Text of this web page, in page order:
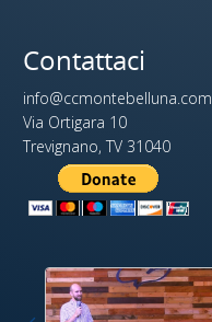
Contattaci
info@ccmontebelluna.com
Via Ortigara 10
Trevignano, TV 31040